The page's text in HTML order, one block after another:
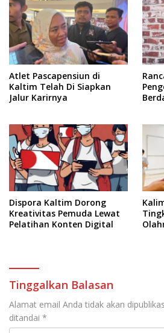
Atlet Pascapensiun di
Kaltim Telah Di Siapkan
Jalur Karirnya
Dispora Kaltim Dorong
Kreativitas Pemuda Lewat
Pelatihan Konten Digital
Tinggalkan Balasan
Alamat email Anda tidak akan
ditandai *